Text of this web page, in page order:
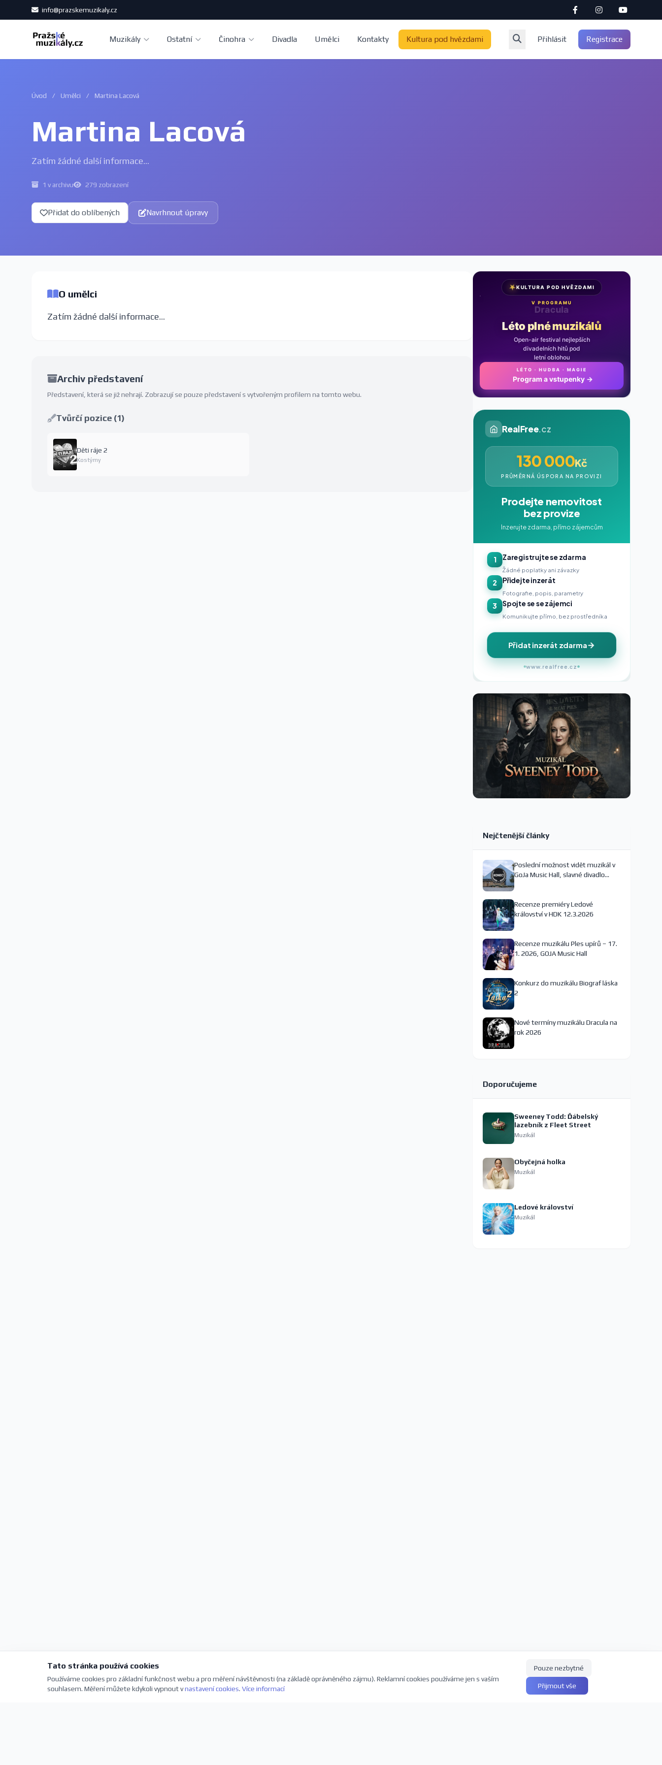
info@prazskemuzikaly.cz
Muzikály Ostatní Činohra Divadla Umělci Kontakty Kultura pod hvězdami Přihlásit Registrace
Úvod / Umělci / Martina Lacová
Martina Lacová
Zatím žádné další informace...
1 v archivu 279 zobrazení
Přidat do oblíbených Navrhnout úpravy
O umělci
Zatím žádné další informace...
Archiv představení
Představení, která se již nehrají. Zobrazují se pouze představení s vytvořeným profilem na tomto webu.
Tvůrčí pozice (1)
Děti ráje 2
Kostýmy
★KULTURA POD HVĚZDAMI
V PROGRAMU
Noc na Karlštejně
Léto plné muzikálů
Open-air festival nejlepších
divadelních hitů pod
letní oblohou
LÉTO · HUDBA · MAGIE
Program a vstupenky →
RealFree.cz
130 000Kč
PRŮMĚRNÁ ÚSPORA NA PROVIZI
Prodejte nemovitost
bez provize
Inzerujte zdarma, přímo zájemcům
1 Zaregistrujte se zdarma
Žádné poplatky ani závazky
2 Přidejte inzerát
Fotografie, popis, parametry
3 Spojte se se zájemci
Komunikujte přímo, bez prostředníka
Přidat inzerát zdarma
www.realfree.cz
Nejčtenější články
Poslední možnost vidět muzikál v
GoJa Music Hall, slavné divadlo
Recenze premiéry Ledové
království v HDK 12.3.2026
Recenze muzikálu Ples upírů – 17.
1. 2026, GOJA Music Hall
Konkurz do muzikálu Biograf láska
2
Nové termíny muzikálu Dracula na
rok 2026
Doporučujeme
Sweeney Todd: Ďábelský
lazebník z Fleet Street
Muzikál
Obyčejná holka
Muzikál
Ledové království
Muzikál
Tato stránka používá cookies
Používáme cookies pro základní funkčnost webu a pro měření návštěvnosti (na základě oprávněného zájmu). Reklamní cookies používáme jen s vaším
souhlasem. Měření můžete kdykoli vypnout vnastavení cookies. Více informací
Pouze nezbytné
Přijmout vše